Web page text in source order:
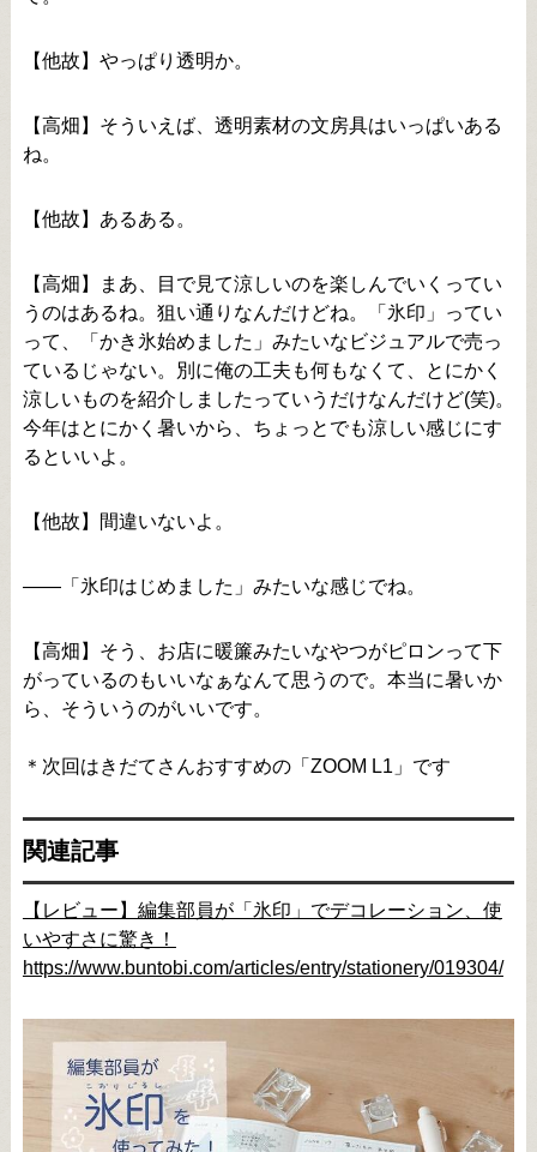
【他故】やっぱり透明か。
【高畑】そういえば、透明素材の文房具はいっぱいある
ね。
【他故】あるある。
【高畑】まあ、目で見て涼しいのを楽しんでいくってい
うのはあるね。狙い通りなんだけどね。「氷印」ってい
って、「かき氷始めました」みたいなビジュアルで売っ
ているじゃない。別に俺の工夫も何もなくて、とにかく
涼しいものを紹介しましたっていうだけなんだけど(笑)。
今年はとにかく暑いから、ちょっとでも涼しい感じにす
るといいよ。
【他故】間違いないよ。
――「氷印はじめました」みたいな感じでね。
【高畑】そう、お店に暖簾みたいなやつがピロンって下
がっているのもいいなぁなんて思うので。本当に暑いか
ら、そういうのがいいです。
＊次回はきだてさんおすすめの「ZOOM L1」です
関連記事
【レビュー】編集部員が「氷印」でデコレーション、使
いやすさに驚き！
https://www.buntobi.com/articles/entry/stationery/019304/